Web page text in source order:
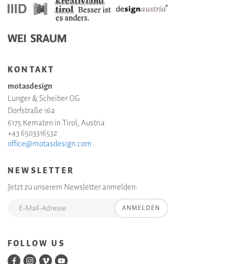
KONTAKT
motasdesign
Lunger & Scheiber OG
Dorfstraße 16a
6175 Kematen in Tirol, Austria
+43 6503316532
office@motasdesign.com
NEWSLETTER
Jetzt zu unserem Newsletter anmelden:
ANMELDEN
FOLLOW US